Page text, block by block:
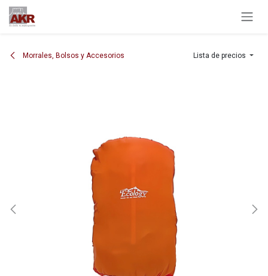
Ir al contenido
Morrales, Bolsos y Accesorios Lista de precios